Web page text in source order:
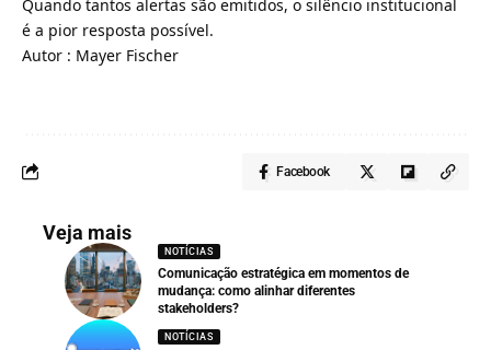
Quando tantos alertas são emitidos, o silêncio institucional
é a pior resposta possível.
Autor : Mayer Fischer
Facebook
Veja mais
NOTÍCIAS
Comunicação estratégica em momentos de
mudança: como alinhar diferentes
stakeholders?
NOTÍCIAS